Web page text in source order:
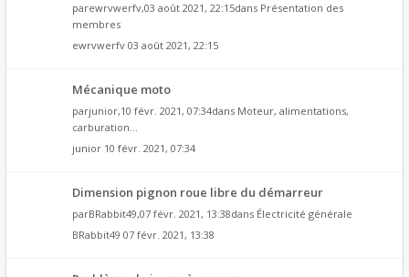
parewrvwerfv,03 août 2021, 22:15dans Présentation des
membres
ewrvwerfv 03 août 2021, 22:15
Mécanique moto
parjunior,10 févr. 2021, 07:34dans Moteur, alimentations,
carburation...
junior 10 févr. 2021, 07:34
Dimension pignon roue libre du démarreur
parBRabbit49,07 févr. 2021, 13:38dans Électricité générale
BRabbit49 07 févr. 2021, 13:38